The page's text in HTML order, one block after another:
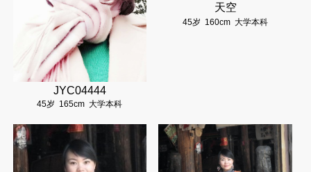
JYC04444
45岁 165cm 大学本科
天空
45岁 160cm 大学本科